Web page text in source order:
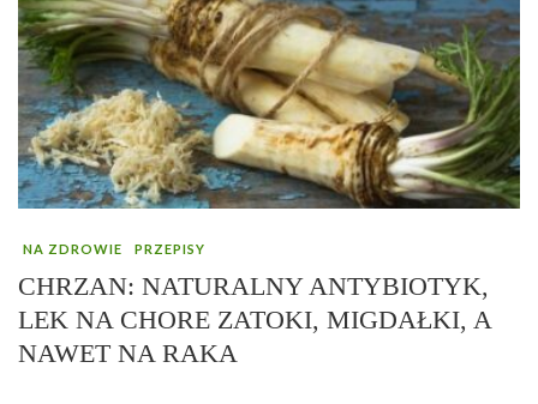
NA ZDROWIE PRZEPISY
CHRZAN: NATURALNY ANTYBIOTYK,
LEK NA CHORE ZATOKI, MIGDAŁKI, A
NAWET NA RAKA